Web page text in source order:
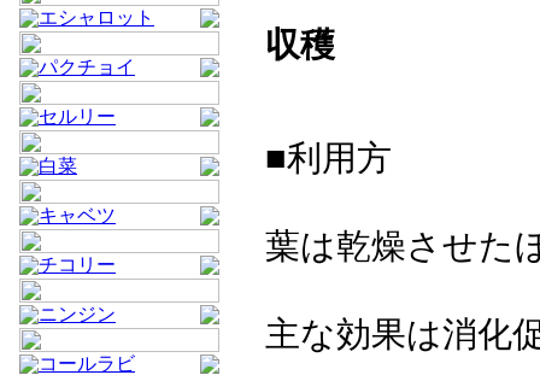
エシャロット
パクチョイ
セルリー
白菜
キャベツ
チコリー
ニンジン
コールラビ
収穫
■利用方
葉は乾燥させた
主な効果は消化